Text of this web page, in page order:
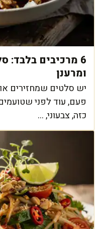
6 מרכיבים
ומרענן
יש סלטים שמחזירים
פעם, עוד לפני
כזה, צבעוני, ...